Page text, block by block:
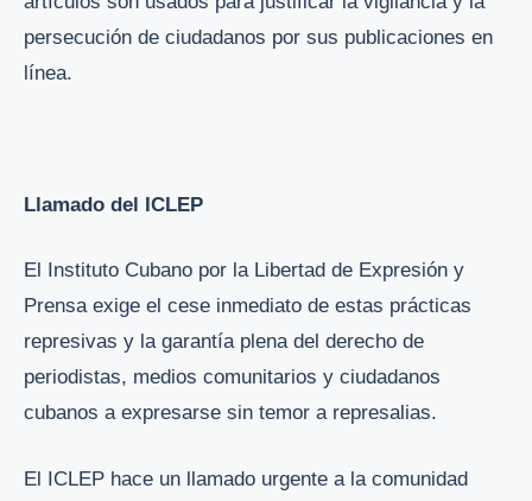
persecución de ciudadanos por sus publicaciones en
línea.
Llamado del ICLEP
El Instituto Cubano por la Libertad de Expresión y
Prensa exige el cese inmediato de estas prácticas
represivas y la garantía plena del derecho de
periodistas, medios comunitarios y ciudadanos
cubanos a expresarse sin temor a represalias.
El ICLEP hace un llamado urgente a la comunidad